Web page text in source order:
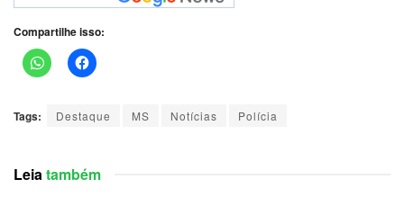
Compartilhe isso:
Tags: Destaque MS Notícias Polícia
Leiatambém